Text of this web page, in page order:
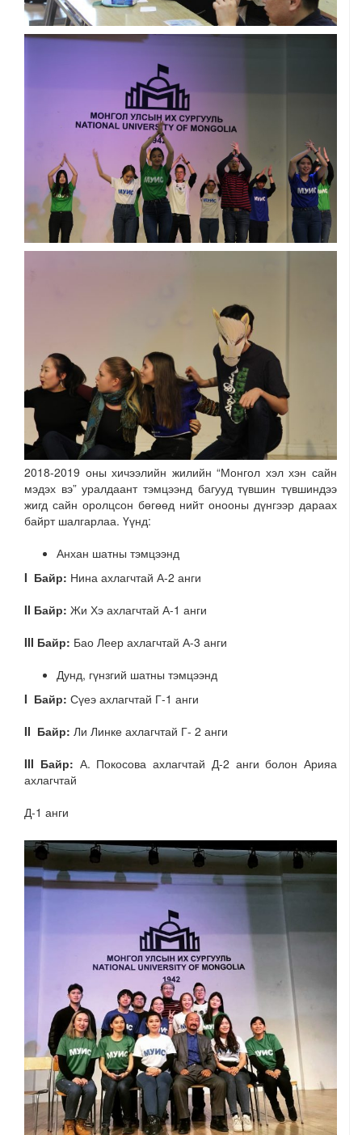
2018-2019 оны хичээлийн жилийн “Монгол хэл хэн сайн
мэдэх вэ” уралдаант тэмцээнд багууд түвшин түвшиндээ
жигд сайн оролцсон бөгөөд нийт онооны дүнгээр дараах
байрт шалгарлаа. Үүнд:
Анхан шатны тэмцээнд
I Байр: Нина ахлагчтай А-2 анги
II Байр: Жи Хэ ахлагчтай А-1 анги
III Байр: Бао Леер ахлагчтай А-3 анги
Дунд, гүнзгий шатны тэмцээнд
I Байр: Сүеэ ахлагчтай Г-1 анги
II Байр: Ли Линке ахлагчтай Г- 2 анги
III Байр: А. Покосова ахлагчтай Д-2 анги болон Арияа
ахлагчтай
Д-1 анги